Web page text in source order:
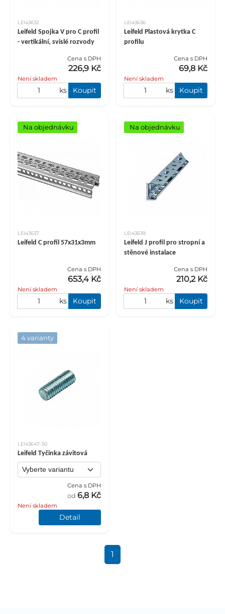
LEI43632
Leifeld Spojka V pro C profil
- vertikální, svislé rozvody
Cena s DPH
226,9 Kč
Není skladem
ks Koupit
LEI43636
Leifeld Plastová krytka C
profilu
Cena s DPH
69,8 Kč
Není skladem
ks Koupit
Na objednávku
LEI43637
Leifeld C profil 57x31x3mm
Cena s DPH
653,4 Kč
Není skladem
ks Koupit
Na objednávku
LEI43639
Leifeld J profil pro stropní a
stěnové instalace
Cena s DPH
210,2 Kč
Není skladem
ks Koupit
4 varianty
LEI43647-50
Leifeld Tyčinka závitová
Cena s DPH
od 6,8 Kč
Není skladem
Detail
1